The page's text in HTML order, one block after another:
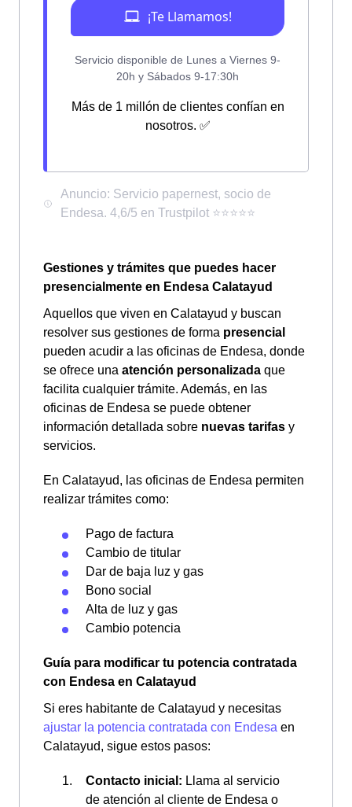
Más de 1 millón de clientes confían en
nosotros. ✅
Gestiones y trámites que puedes hacer
presencialmente en Endesa Calatayud
Aquellos que viven en Calatayud y buscan
resolver sus gestiones de forma presencial
pueden acudir a las oficinas de Endesa, donde
se ofrece una atención personalizada que
facilita cualquier trámite. Además, en las
oficinas de Endesa se puede obtener
información detallada sobre nuevas tarifas y
servicios.
En Calatayud, las oficinas de Endesa permiten
realizar trámites como:
Pago de factura
Cambio de titular
Dar de baja luz y gas
Bono social
Alta de luz y gas
Cambio potencia
Guía para modificar tu potencia contratada
con Endesa en Calatayud
Si eres habitante de Calatayud y necesitas
ajustar la potencia contratada con Endesa en
Calatayud, sigue estos pasos:
Contacto inicial: Llama al servicio
de atención al cliente de Endesa o